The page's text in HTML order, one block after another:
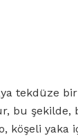
tekdüze
bu şekilde,
köşeli yaka